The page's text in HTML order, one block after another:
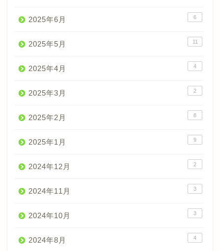
2025年6月 6
2025年5月 11
2025年4月 4
2025年3月 2
2025年2月 8
2025年1月 9
2024年12月 2
2024年11月 3
2024年10月 3
2024年8月 4